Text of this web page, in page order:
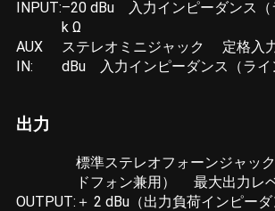
INPUT:–20 dBu 入力インピーダンス（
k Ω
AUX
IN:
ステレオミニジャック 定格入
dBu 入力インピーダンス（ライ
出力
OUTPUT:
標準ステレオフォーンジャッ
ドフォン兼用） 最大出力
＋ 2 dBu（出力負荷インピー